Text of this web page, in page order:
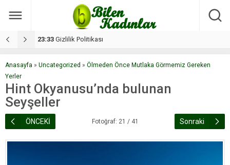
17:08 Dilan, düğününe 5 gün kala hayatını kaybetti
Anasayfa » Uncategorized » Ölmeden Önce Mutlaka Görmemiz Gereken
Yerler
Hint Okyanusu’nda bulunan
Seyşeller
ÖNCEKİ Fotoğraf: 21 / 41 Sonraki